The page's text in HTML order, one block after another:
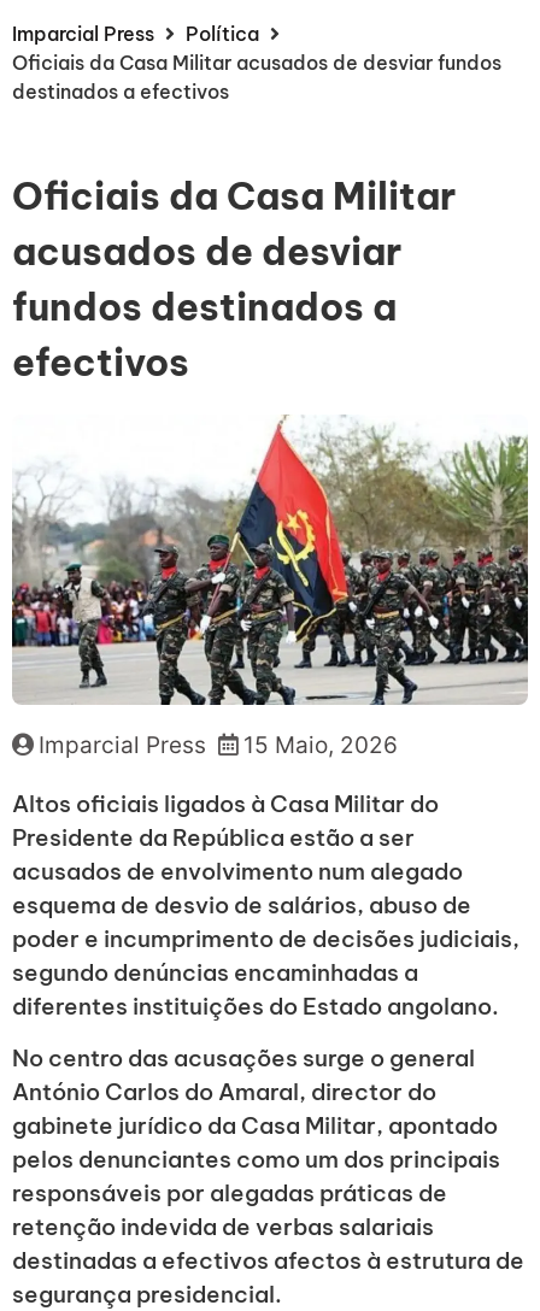
Imparcial Press
Política
Oficiais da Casa Militar acusados de desviar fundos
destinados a efectivos
Oficiais da Casa Militar
acusados de desviar
fundos destinados a
efectivos
Imparcial Press 15 Maio, 2026
Altos oficiais ligados à Casa Militar do
Presidente da República estão a ser
acusados de envolvimento num alegado
esquema de desvio de salários, abuso de
poder e incumprimento de decisões judiciais,
segundo denúncias encaminhadas a
diferentes instituições do Estado angolano.
No centro das acusações surge o general
António Carlos do Amaral, director do
gabinete jurídico da Casa Militar, apontado
pelos denunciantes como um dos principais
responsáveis por alegadas práticas de
retenção indevida de verbas salariais
destinadas a efectivos afectos à estrutura de
segurança presidencial.